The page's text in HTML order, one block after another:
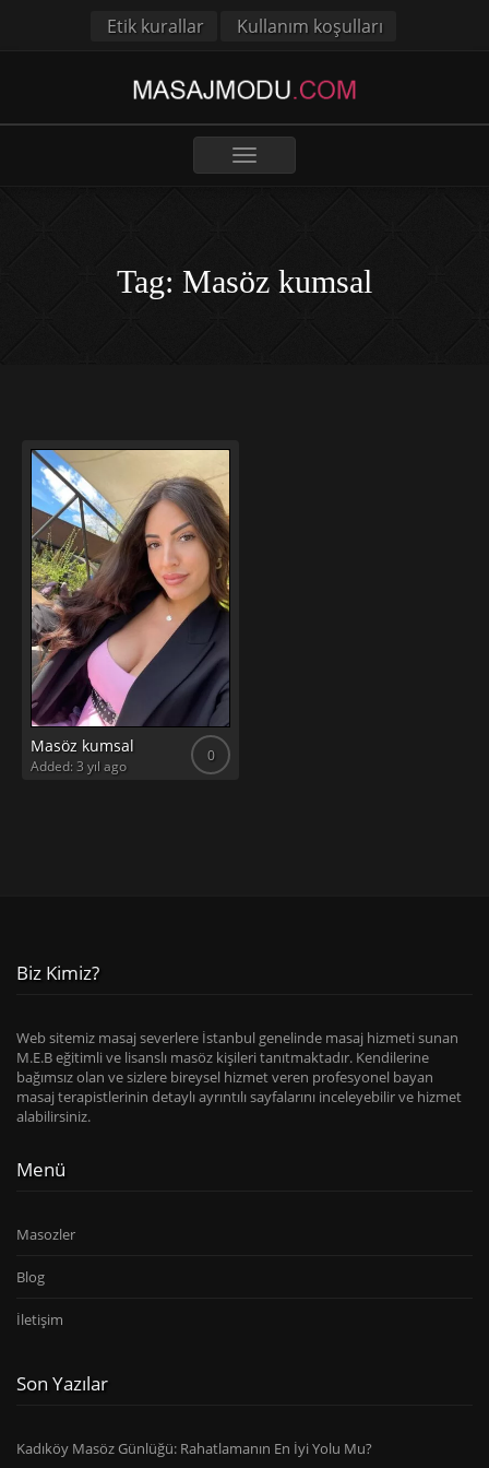
Etik kurallar Kullanım koşulları
Toggle
navigation
Tag: Masöz kumsal
Masöz kumsal 0
Added: 3 yıl ago
Biz Kimiz?
Web sitemiz masaj severlere İstanbul genelinde masaj hizmeti sunan
M.E.B eğitimli ve lisanslı masöz kişileri tanıtmaktadır. Kendilerine
bağımsız olan ve sizlere bireysel hizmet veren profesyonel bayan
masaj terapistlerinin detaylı ayrıntılı sayfalarını inceleyebilir ve hizmet
alabilirsiniz.
Menü
Masozler
Blog
İletişim
Son Yazılar
Kadıköy Masöz Günlüğü: Rahatlamanın En İyi Yolu Mu?